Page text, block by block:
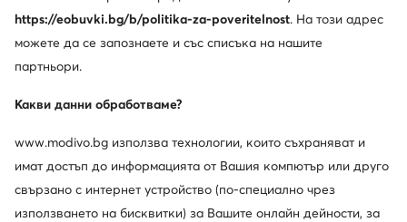
Слънчеви очила · Сив
Актуална цена
63,99€
Най-ниска цена
Слънчеви очила · Черен
Актуална цена
63,99€
https://eobuvki.bg/b/politika-za-poveritelnost. На този адрес
можете да се запознаете и със списъка на нашите
партньори.
Какви данни обработваме?
www.modivo.bg използва технологии, които съхраняват и
имат достъп до информацията от Вашия компютър или друго
свързано с интернет устройство (по-специално чрез
използването на бисквитки) за Вашите онлайн дейности, за